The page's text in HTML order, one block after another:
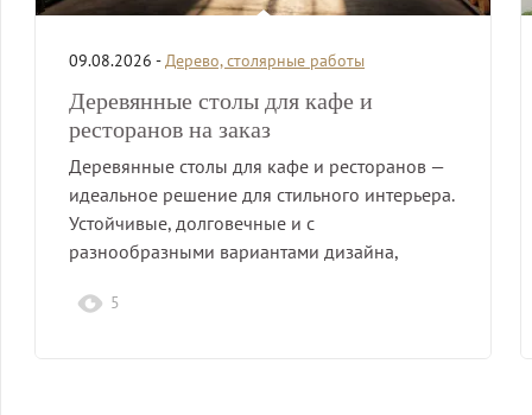
09.08.2026 -Дерево, столярные работы
Деревянные столы для кафе и
ресторанов на заказ
Деревянные столы для кафе и ресторанов —
идеальное решение для стильного интерьера.
Устойчивые, долговечные и с
разнообразными вариантами дизайна,
5